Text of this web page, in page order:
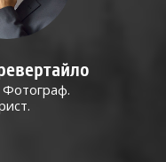
Фотограф.